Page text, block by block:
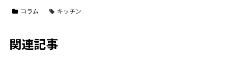
コラム キッチン
関連記事